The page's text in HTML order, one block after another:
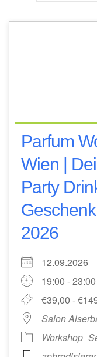
Parfum
Wien |
Party
2026
12.09.2026
19:00 - 23:00
€39,00 -
Salon
Workshop